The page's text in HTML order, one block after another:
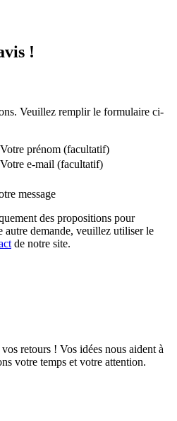
!
Veuillez remplir le formulaire ci-
Votre prénom (facultatif)
Votre e-mail (facultatif)
message
des propositions pour
autre demande, veuillez utiliser le
de notre site.
retours ! Vos idées nous aident à
votre temps et votre attention.